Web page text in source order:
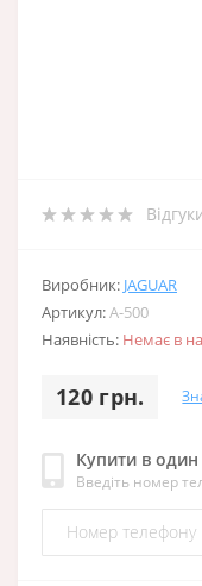
Виробник: JAGUAR
Артикул:A-500
Наявність: Немає в
120 грн.
Купити в один
Введіть номер